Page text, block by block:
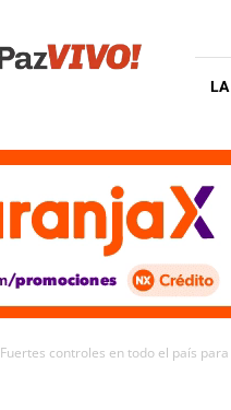
LA
Fuertes controles en todo el país